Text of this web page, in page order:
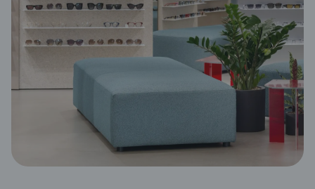
„Izuzetno smo
Velika prednost
odabira između
u Shooos-u
dio našeg
Igor Plávka,